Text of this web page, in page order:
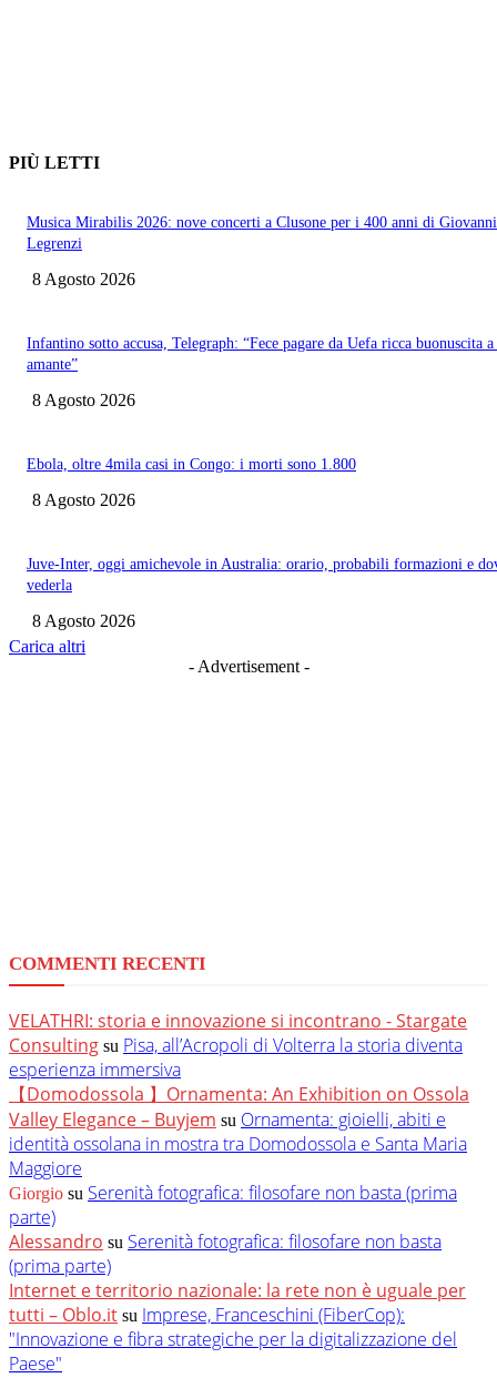
PIÙ LETTI
Musica Mirabilis 2026: nove concerti a Clusone per i 400 anni di Giovanni
Legrenzi
8 Agosto 2026
Infantino sotto accusa, Telegraph: “Fece pagare da Uefa ricca buonuscita a
amante”
8 Agosto 2026
Ebola, oltre 4mila casi in Congo: i morti sono 1.800
8 Agosto 2026
Juve-Inter, oggi amichevole in Australia: orario, probabili formazioni e
vederla
8 Agosto 2026
Carica altri
- Advertisement -
COMMENTI RECENTI
VELATHRI: storia e innovazione si incontrano - Stargate
Consulting su Pisa, all’Acropoli di Volterra la storia diventa
esperienza immersiva
【Domodossola 】Ornamenta: An Exhibition on Ossola
Valley Elegance – Buyjem su Ornamenta: gioielli, abiti e
identità ossolana in mostra tra Domodossola e Santa Maria
Maggiore
Giorgio su Serenità fotografica: filosofare non basta (prima
parte)
Alessandro su Serenità fotografica: filosofare non basta
(prima parte)
Internet e territorio nazionale: la rete non è uguale per
tutti – Oblo.it su Imprese, Franceschini (FiberCop):
"Innovazione e fibra strategiche per la digitalizzazione del
Paese"